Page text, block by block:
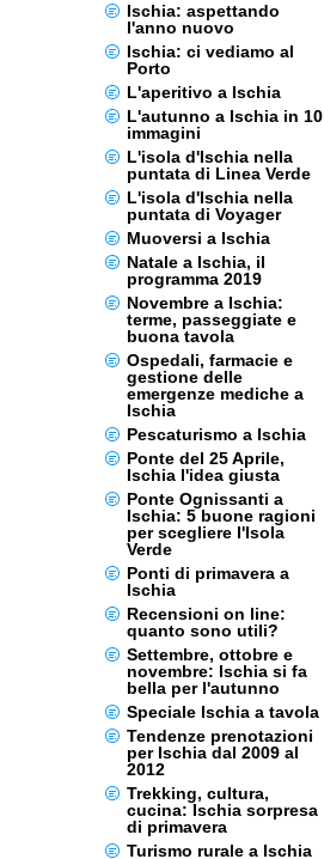
Ischia: aspettando
l'anno nuovo
Ischia: ci vediamo al
Porto
L'aperitivo a Ischia
L'autunno a Ischia in 10
immagini
L'isola d'Ischia nella
puntata di Linea Verde
L'isola d'Ischia nella
puntata di Voyager
Muoversi a Ischia
Natale a Ischia, il
programma 2019
Novembre a Ischia:
terme, passeggiate e
buona tavola
Ospedali, farmacie e
gestione delle
emergenze mediche a
Ischia
Pescaturismo a Ischia
Ponte del 25 Aprile,
Ischia l'idea giusta
Ponte Ognissanti a
Ischia: 5 buone ragioni
per scegliere l'Isola
Verde
Ponti di primavera a
Ischia
Recensioni on line:
quanto sono utili?
Settembre, ottobre e
novembre: Ischia si fa
bella per l'autunno
Speciale Ischia a tavola
Tendenze prenotazioni
per Ischia dal 2009 al
2012
Trekking, cultura,
cucina: Ischia sorpresa
di primavera
Turismo rurale a Ischia